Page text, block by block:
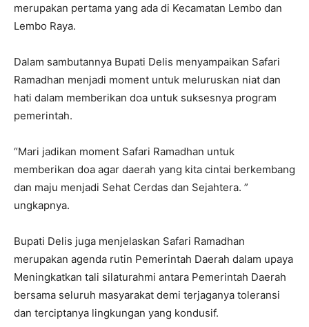
merupakan pertama yang ada di Kecamatan Lembo dan
Lembo Raya.
Dalam sambutannya Bupati Delis menyampaikan Safari
Ramadhan menjadi moment untuk meluruskan niat dan
hati dalam memberikan doa untuk suksesnya program
pemerintah.
“Mari jadikan moment Safari Ramadhan untuk
memberikan doa agar daerah yang kita cintai berkembang
dan maju menjadi Sehat Cerdas dan Sejahtera. ”
ungkapnya.
Bupati Delis juga menjelaskan Safari Ramadhan
merupakan agenda rutin Pemerintah Daerah dalam upaya
Meningkatkan tali silaturahmi antara Pemerintah Daerah
bersama seluruh masyarakat demi terjaganya toleransi
dan terciptanya lingkungan yang kondusif.